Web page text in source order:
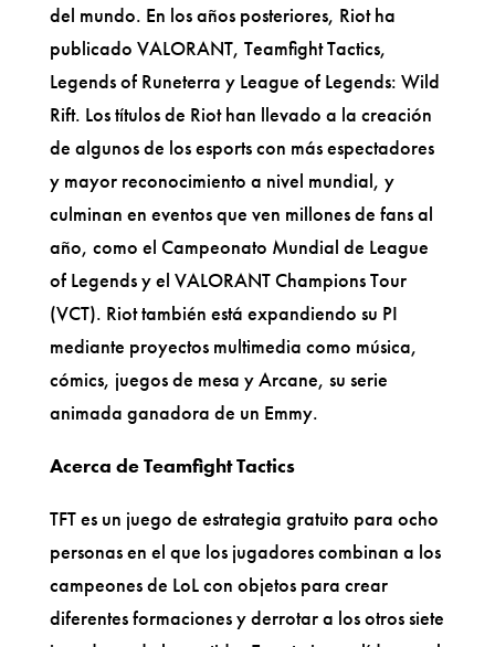
del mundo. En los años posteriores, Riot ha
publicado VALORANT, Teamfight Tactics,
Legends of Runeterra y League of Legends: Wild
Rift. Los títulos de Riot han llevado a la creación
de algunos de los esports con más espectadores
y mayor reconocimiento a nivel mundial, y
culminan en eventos que ven millones de fans al
año, como el Campeonato Mundial de League
of Legends y el VALORANT Champions Tour
(VCT). Riot también está expandiendo su PI
mediante proyectos multimedia como música,
cómics, juegos de mesa y Arcane, su serie
animada ganadora de un Emmy.
Acerca de Teamfight Tactics
TFT es un juego de estrategia gratuito para ocho
personas en el que los jugadores combinan a los
campeones de LoL con objetos para crear
diferentes formaciones y derrotar a los otros siete